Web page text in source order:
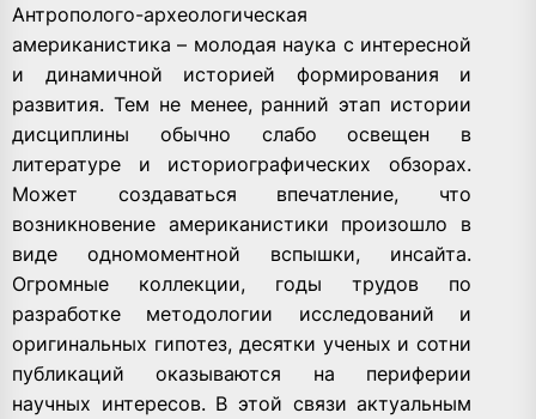
Антрополого-археологическая
американистика – молодая наука с интересной
и динамичной историей формирования и
развития. Тем не менее, ранний этап истории
дисциплины обычно слабо освещен в
литературе и историографических обзорах.
Может создаваться впечатление, что
возникновение американистики произошло в
виде одномоментной вспышки, инсайта.
Огромные коллекции, годы трудов по
разработке методологии исследований и
оригинальных гипотез, десятки ученых и сотни
публикаций оказываются на периферии
научных интересов. В этой связи актуальным